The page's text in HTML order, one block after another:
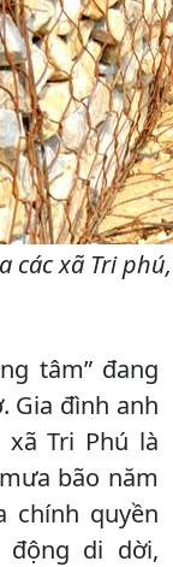
các xã Tri
tâm” đang
Gia đình anh
xã Tri Phú là
bão năm
chính quyền
động di dời,